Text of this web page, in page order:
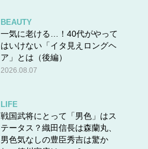
BEAUTY
一気に老ける…！40代がやって
はいけない「イタ見えロングヘ
ア」とは（後編）
2026.08.07
LIFE
戦国武将にとって「男色」はス
テータス？織田信長は森蘭丸、
男色気なしの豊臣秀吉は驚か